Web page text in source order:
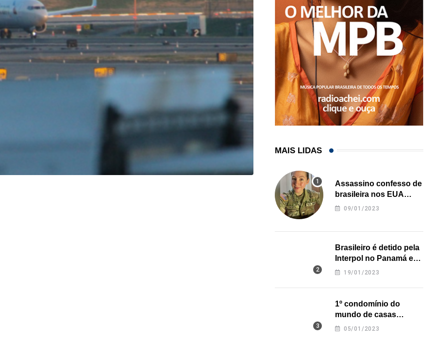
ENTRETENIMENTO,ESTADOS UNIDOS ,LOCAL
Game show mais antigo da TV americana faz...
MAIS LIDAS
Assassino confesso de
brasileira nos EUA
revela onde deixou o
09/01/2023
Brasileiro é detido pela
Interpol no Panamá e
pode pegar prisão
19/01/2023
1º condomínio do
mundo de casas
impressas em 3D é
05/01/2023